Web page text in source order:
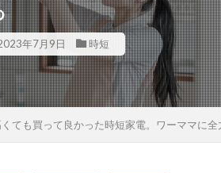
年7月9日 時短
ても買って良かった時短家電。ワーママに